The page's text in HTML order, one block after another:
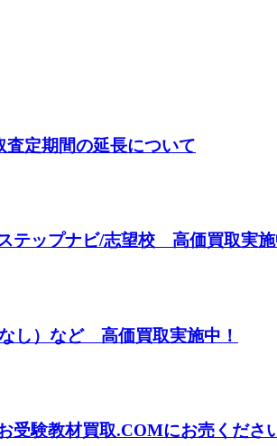
定期間の延長について
テップナビ/志望校 高価買取実
し）など 高価買取実施中！
受験教材買取.COMにお売くださ